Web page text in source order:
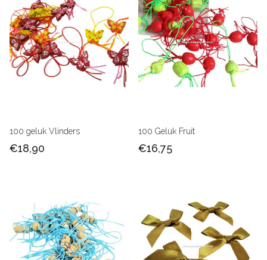
100 geluk Vlinders
€18,90
100 Geluk Fruit
€16,75